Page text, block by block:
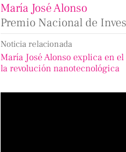
María José Alonso
Premio Nacional de
Noticia relacionada
María José Alonso explica en
la revolución nanotecnológica